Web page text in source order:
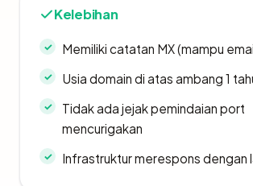
Kelebihan
Memiliki catatan MX (mampu
Usia domain di atas ambang 1
Tidak ada jejak pemindaian port
mencurigakan
Infrastruktur merespons dengan